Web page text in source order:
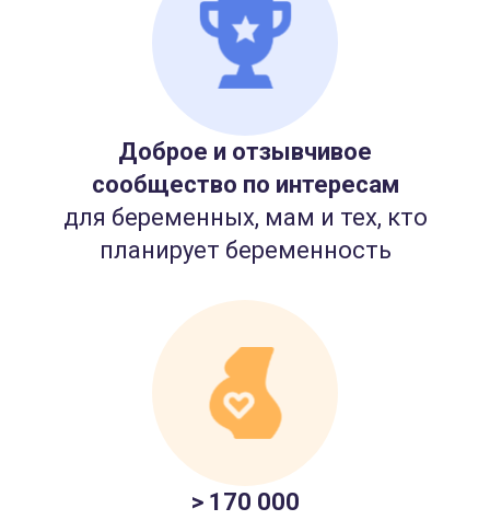
Доброе и отзывчивое
сообщество по интересам
для беременных, мам и тех, кто
планирует беременность
> 170 000